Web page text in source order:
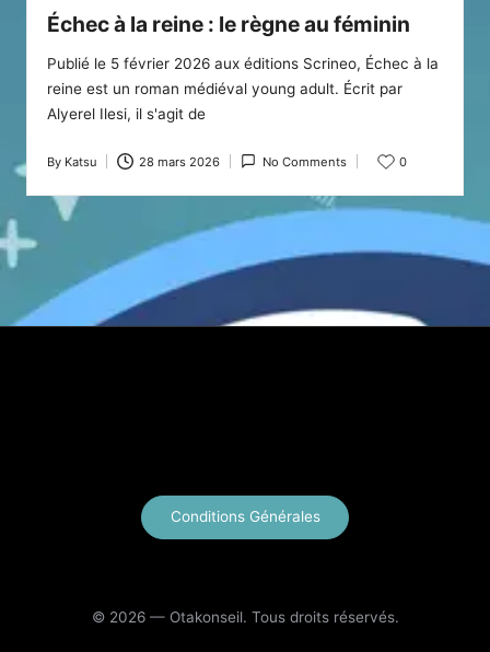
in
Échec à la reine : le règne au féminin
Publié le 5 février 2026 aux éditions Scrineo, Échec à la
reine est un roman médiéval young adult. Écrit par
Alyerel Ilesi, il s'agit de
Posted
by
By Katsu 28 mars 2026 No Comments 0
Conditions Générales
© 2026 — Otakonseil. Tous droits réservés.